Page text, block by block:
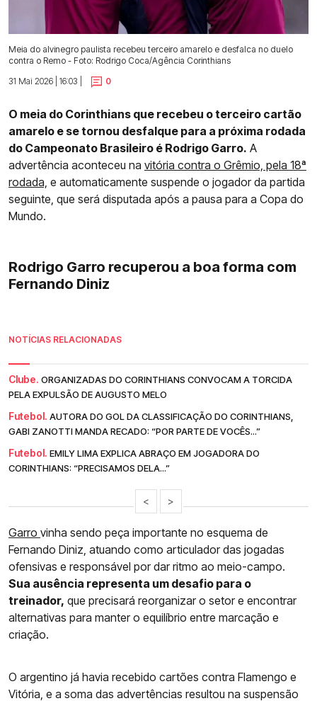
Meia do alvinegro paulista recebeu terceiro amarelo e desfalca no duelo
contra o Remo - Foto: Rodrigo Coca/Agência Corinthians
31 Mai 2026 | 16:03 |
0
O meia do Corinthians que recebeu o terceiro cartão
amarelo e se tornou desfalque para a próxima rodada
do Campeonato Brasileiro é Rodrigo Garro. A
advertência aconteceu na vitória contra o Grêmio, pela 18ª
rodada, e automaticamente suspende o jogador da partida
seguinte, que será disputada após a pausa para a Copa do
Mundo.
Rodrigo Garro recuperou a boa forma com
Fernando Diniz
NOTÍCIAS RELACIONADAS
Clube. ORGANIZADAS DO CORINTHIANS CONVOCAM A TORCIDA
PELA EXPULSÃO DE AUGUSTO MELO
Futebol. AUTORA DO GOL DA CLASSIFICAÇÃO DO CORINTHIANS,
GABI ZANOTTI MANDA RECADO: “POR PARTE DE VOCÊS...”
Futebol. EMILY LIMA EXPLICA ABRAÇO EM JOGADORA DO
CORINTHIANS: “PRECISAMOS DELA...”
< >
Garro vinha sendo peça importante no esquema de
Fernando Diniz, atuando como articulador das jogadas
ofensivas e responsável por dar ritmo ao meio-campo.
Sua ausência representa um desafio para o
treinador, que precisará reorganizar o setor e encontrar
alternativas para manter o equilíbrio entre marcação e
criação.
O argentino já havia recebido cartões contra Flamengo e
Vitória, e a soma das advertências resultou na suspensão